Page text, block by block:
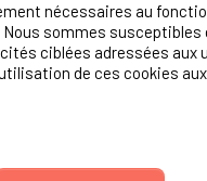
nécessaires au
sommes susceptibles
ciblées adressées
de ces cookies